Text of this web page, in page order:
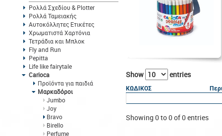
Ρολλά Σχεδίου & Plotter
Ρολλά Ταμειακής
Αυτοκόλλητες Ετικέτες
Χρωματιστά Χαρτόνια
Τετράδια και Μπλοκ
Fly and Run
Pepitta
Life like fairytale
Carioca
Προϊόντα για παιδιά
Μαρκαδόροι
Jumbo
Joy
Bravo
Birello
Perfume
Show entries
ΚΩΔΙΚΟΣ
Showing 0 to 0 of 0 entries